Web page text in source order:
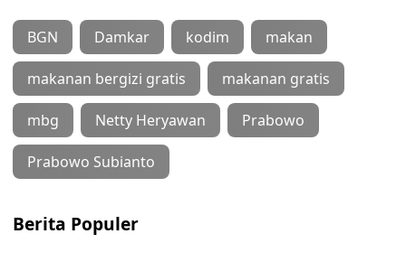
BGN Damkar kodim makan
makanan bergizi gratis makanan gratis
mbg Netty Heryawan Prabowo
Prabowo Subianto
Berita Populer